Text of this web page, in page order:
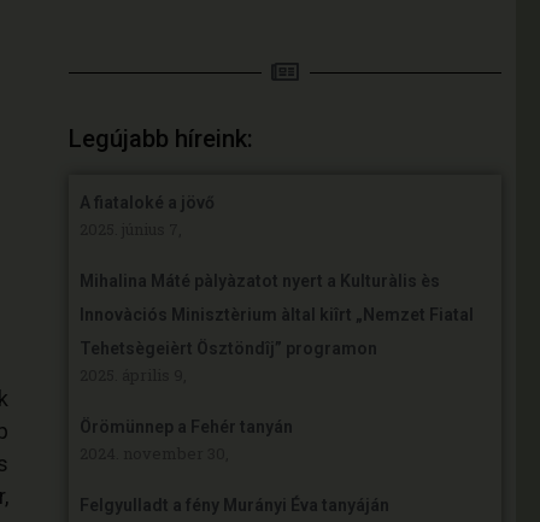
Legújabb híreink:
A fiataloké a jövő
Mihalina Máté pàlyàzatot nyert a Kulturàlis ès
Innovàciós Minisztèrium àltal kiîrt „Nemzet Fiatal
Tehetsègeièrt Ösztöndîj” programon
Örömünnep a Fehér tanyán
Felgyulladt a fény Murányi Éva tanyáján